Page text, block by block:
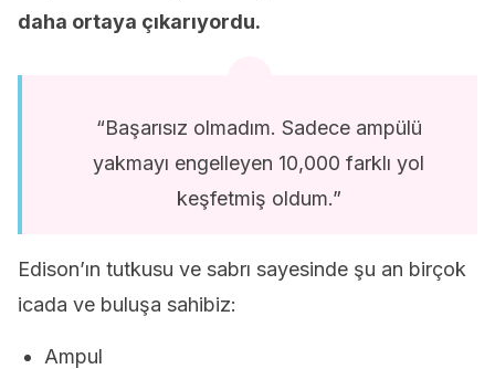
daha ortaya çıkarıyordu.
“Başarısız olmadım. Sadece ampülü
yakmayı engelleyen 10,000 farklı yol
keşfetmiş oldum.”
Edison’ın tutkusu ve sabrı sayesinde şu an birçok
icada ve buluşa sahibiz:
Ampul